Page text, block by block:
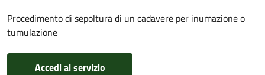
Procedimento di sepoltura di un cadavere per inumazione o
tumulazione
Accedi al servizio